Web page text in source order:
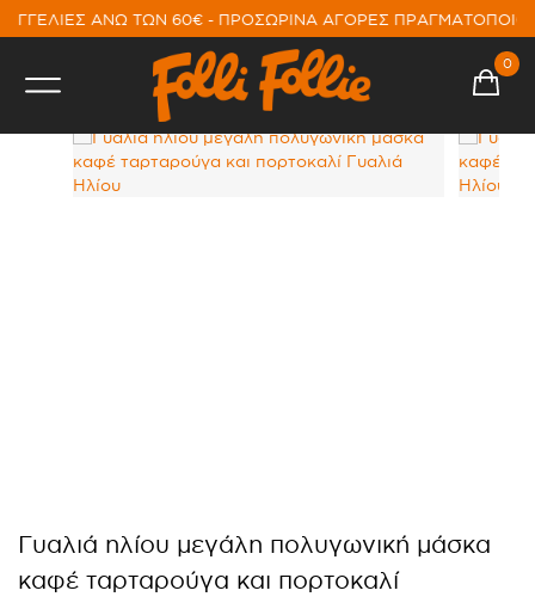
ΑΝΩ ΤΩΝ 60€ - ΠΡΟΣΩΡΙΝΑ ΑΓΟΡΕΣ
0
Γυαλιά ηλίου μεγάλη πολυγωνική μάσκα
καφέ ταρταρούγα και πορτοκαλί